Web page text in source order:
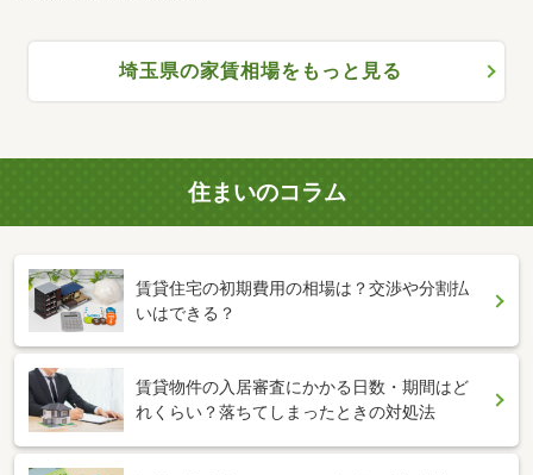
埼玉県の家賃相場をもっと見る
住まいのコラム
賃貸住宅の初期費用の相場は？交渉や分割払
いはできる？
賃貸物件の入居審査にかかる日数・期間はど
れくらい？落ちてしまったときの対処法